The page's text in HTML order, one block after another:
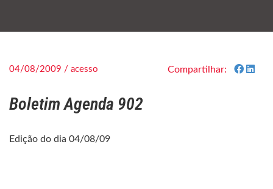
04/08/2009 / acesso Compartilhar:
Boletim Agenda 902
Edição do dia 04/08/09